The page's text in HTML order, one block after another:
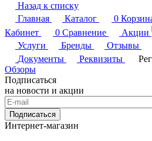
Назад к списку
Главная
Каталог 0
Кабинет
0 Сравнение Акции
Услуги
Бренды Отзывы
Документы
Реквизиты
Обзоры
Подписаться
на новости и акции
Подписаться
Интернет-магазин